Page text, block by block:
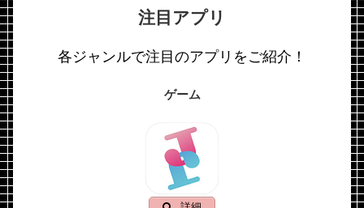
注目アプリ
各ジャンルで注目のアプリをご紹介！
ゲーム